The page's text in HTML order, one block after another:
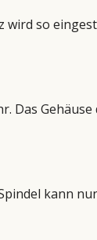
so
Das
kann